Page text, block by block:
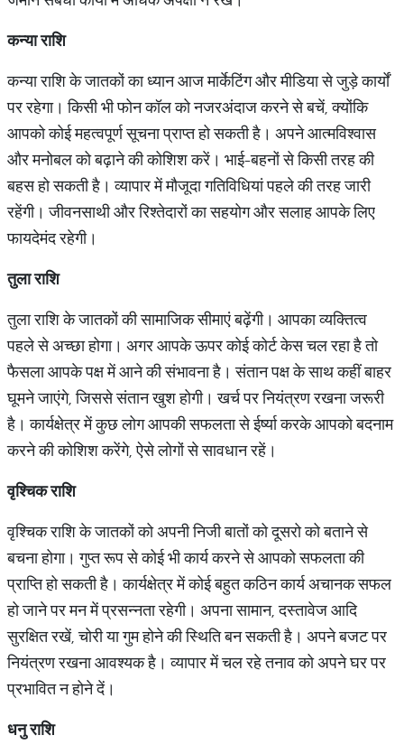
कन्या राशि
कन्या राशि के जातकों का ध्यान आज मार्केटिंग और मीडिया से जुड़े कार्यों
पर रहेगा। किसी भी फोन कॉल को नजरअंदाज करने से बचें, क्योंकि
आपको कोई महत्वपूर्ण सूचना प्राप्त हो सकती है। अपने आत्मविश्वास
और मनोबल को बढ़ाने की कोशिश करें। भाई-बहनों से किसी तरह की
बहस हो सकती है। व्यापार में मौजूदा गतिविधियां पहले की तरह जारी
रहेंगी। जीवनसाथी और रिश्तेदारों का सहयोग और सलाह आपके लिए
फायदेमंद रहेगी।
तुला राशि
तुला राशि के जातकों की सामाजिक सीमाएं बढ़ेंगी। आपका व्यक्तित्व
पहले से अच्छा होगा। अगर आपके ऊपर कोई कोर्ट केस चल रहा है तो
फैसला आपके पक्ष में आने की संभावना है। संतान पक्ष के साथ कहीं बाहर
घूमने जाएंगे, जिससे संतान खुश होगी। खर्च पर नियंत्रण रखना जरूरी
है। कार्यक्षेत्र में कुछ लोग आपकी सफलता से ईर्ष्या करके आपको बदनाम
करने की कोशिश करेंगे, ऐसे लोगों से सावधान रहें।
वृश्चिक राशि
वृश्चिक राशि के जातकों को अपनी निजी बातों को दूसरो को बताने से
बचना होगा। गुप्त रूप से कोई भी कार्य करने से आपको सफलता की
प्राप्ति हो सकती है। कार्यक्षेत्र में कोई बहुत कठिन कार्य अचानक सफल
हो जाने पर मन में प्रसन्नता रहेगी। अपना सामान, दस्तावेज आदि
सुरक्षित रखें, चोरी या गुम होने की स्थिति बन सकती है। अपने बजट पर
नियंत्रण रखना आवश्यक है। व्यापार में चल रहे तनाव को अपने घर पर
प्रभावित न होने दें।
धनु राशि